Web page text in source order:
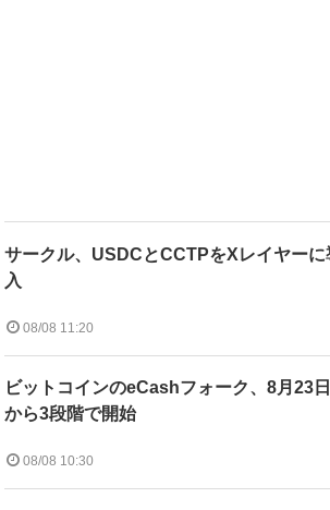
サークル、USDCとCCTPをXレイヤーに
入
08/08 11:20
ビットコインのeCashフォーク、8月23日
から3段階で開始
08/08 10:30